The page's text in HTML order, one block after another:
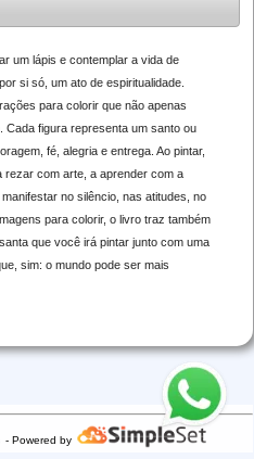
um lápis e contemplar a vida de
si só, um ato de espiritualidade.
para colorir que não apenas
Cada figura representa um santo ou
fé, alegria e entrega. Ao pintar,
rezar com arte, a aprender com a
no silêncio, nas atitudes, no
para colorir, o livro traz também
que você irá pintar junto com uma
sim: o mundo pode ser mais
- Powered by